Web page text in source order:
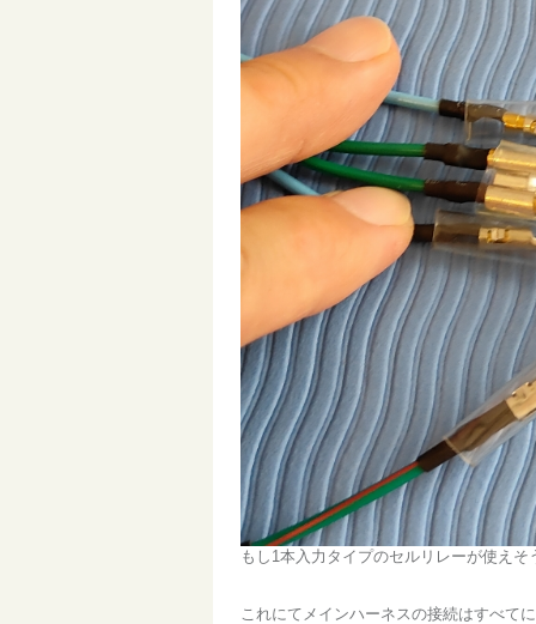
もし1本入力タイプのセルリレーが使え
これにてメインハーネスの接続はすべて